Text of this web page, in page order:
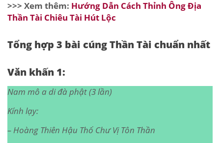
>>> Xem thêm: Hướng Dẫn Cách Thỉnh Ông Địa
Thần Tài Chiêu Tài Hút Lộc
Tổng hợp 3 bài cúng Thần Tài chuẩn nhất
Văn khấn 1:
Nam mô a di đà phật (3 lần)
Kính lạy:
– Hoàng Thiên Hậu Thổ Chư Vị Tôn Thần